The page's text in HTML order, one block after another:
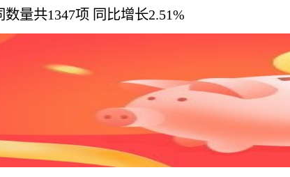
量共1347项 同比增长2.51%